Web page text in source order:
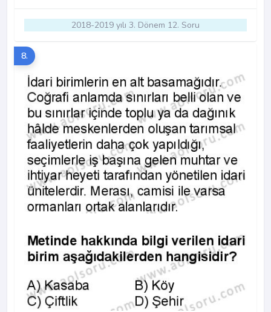
2018-2019 yılı 3. Dönem 12. Soru
8.